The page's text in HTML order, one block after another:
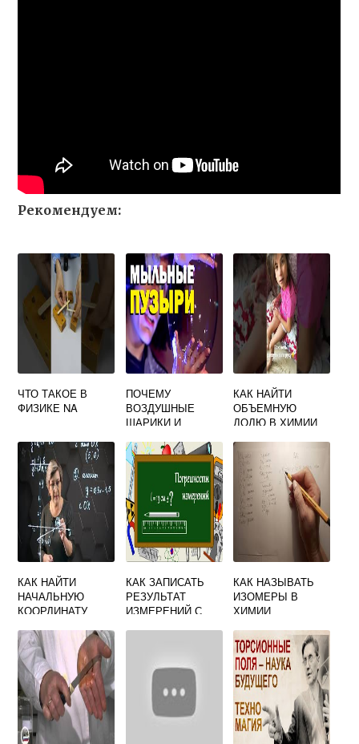
Рекомендуем:
ЧТО ТАКОЕ В
ФИЗИКЕ NA
ПОЧЕМУ
ВОЗДУШНЫЕ
ШАРИКИ И
ПУЗЫРИ КРУГЛЫЕ
ФИЗИКА 7 КЛАСС
КАК НАЙТИ
ОБЪЕМНУЮ
ДОЛЮ В ХИМИИ
КАК НАЙТИ
НАЧАЛЬНУЮ
КООРДИНАТУ
ФОРМУЛА
КАК ЗАПИСАТЬ
РЕЗУЛЬТАТ
ИЗМЕРЕНИЙ С
КАК НАЗЫВАТЬ
ИЗОМЕРЫ В
ХИМИИ